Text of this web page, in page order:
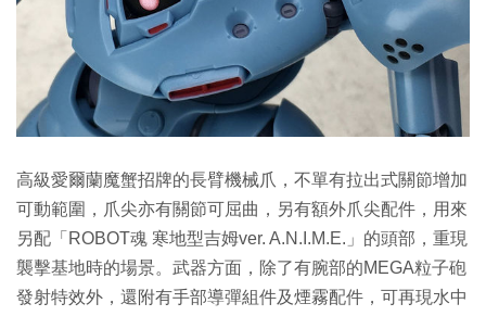
高級愛爾蘭魔蟹招牌的長臂機械爪，不單有拉出式關節增加
可動範圍，爪尖亦有關節可屈曲，另有額外爪尖配件，用來
另配「ROBOT魂 寒地型吉姆ver. A.N.I.M.E.」的頭部，重現
襲擊基地時的場景。武器方面，除了有腕部的MEGA粒子砲
發射特效外，還附有手部導彈組件及煙霧配件，可再現水中